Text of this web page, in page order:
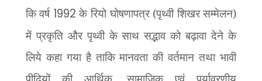
कि वर्ष 1992 के रियो घोषणापत्र (पृथ्वी शिखर सम्मेलन)
में प्रकृति और पृथ्वी के साथ सद्भाव को बढ़ावा देने के
लिये कहा गया है ताकि मानवता की वर्तमान तथा भावी